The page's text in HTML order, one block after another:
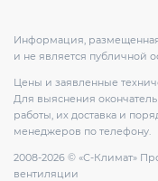
Информация,
и не является публичной
Цены и заявленные
Для выяснения
работы, их доставка и
менеджеров по телефону.
2008-2026 © «С-Климат»
вентиляции